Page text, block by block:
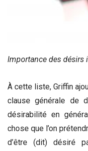
Importance des désirs
À cette liste, Griffin
clause générale de
désirabilité en
chose que l’on
d’être (dit) désiré